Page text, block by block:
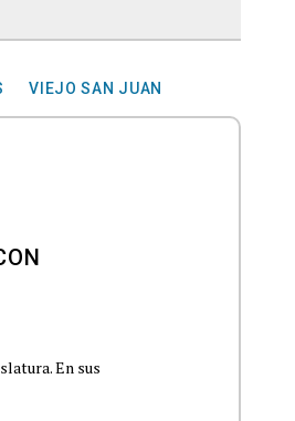
VIEJO SAN JUAN
En sus